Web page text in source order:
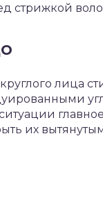
стрижкой
лица
их